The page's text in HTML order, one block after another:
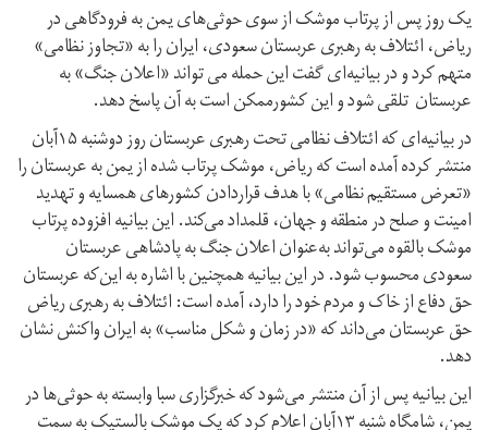
یک روز پس از پرتاب موشک از سوی حوثی‌های یمن به فرودگاهی در
ریاض، ائتلاف به رهبری عربستان سعودی، ایران را به «تجاوز نظامی»
متهم کرد و در بیانیه‌ای گفت این حمله می تواند «اعلان جنگ» به
عربستان تلقی شود و این کشورممکن است به آن پاسخ دهد.
در بیانیه‌ای که ائتلاف نظامی تحت رهبری عربستان روز دوشنبه ۱۵آبان‌
منتشر کرده آمده است که ریاض، موشک پرتاب شده از یمن به عربستان را
«تعرض مستقیم نظامی» با هدف قراردادن کشورهای همسایه و تهدید
امینت و صلح در منطقه و جهان، قلمداد می‌کند. این بیانیه افزوده پرتاب
موشک بالقوه می‌تواند به‌عنوان اعلان جنگ به پادشاهی عربستان
سعودی محسوب شود. در این بیانیه همچنین با اشاره به این‌‌که عربستان
حق دفاع از خاک و مردم خود را دارد، آمده است: ائتلاف به رهبری ریاض
حق عربستان می‌داند که «در زمان و شکل مناسب» به ایران واکنش نشان
دهد.
این بیانیه پس از آن منتشر می‌شود که خبرگزاری سبا وابسته به حوثی‌ها در